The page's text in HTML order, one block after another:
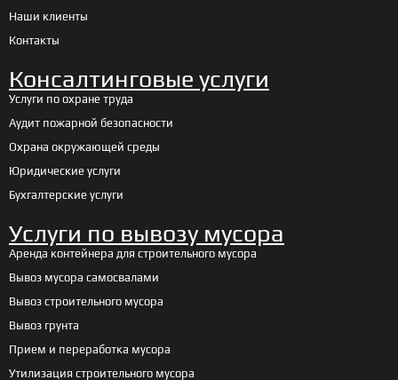
Наши клиенты
Контакты
Консалтинговые услуги
Услуги по охране труда
Аудит пожарной безопасности
Охрана окружающей среды
Юридические услуги
Бухгалтерские услуги
Услуги по вывозу мусора
Аренда контейнера для строительного мусора
Вывоз мусора самосвалами
Вывоз строительного мусора
Вывоз грунта
Прием и переработка мусора
Утилизация строительного мусора